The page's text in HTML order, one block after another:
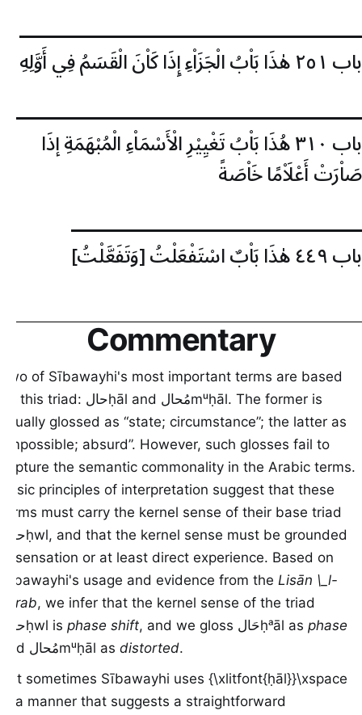
باب ٢٥١
هٰذَا بَاْبُ الْجَزَاْءِ إِذَا كَاْنَ الْقَسَمُ فِي أَوَّلِهِ
باب ٣١٠
هُذَا بَاْبُ تَغْيِيْرِ الْأَسْمَاْءِ الْمُبْهَمَةِ إذَا
صَاْرَتْ أَعْلَاْمًا خَاْصَةً
باب ٤٤٩
هٰذَا بَاْبٌ اسْتَفْعَلْتُ [وَتَفَعَّلْتُ]
Commentary
Two of Sībawayhi's most important terms are based
on this triad: حالḥāl and مُحالmᵘḥāl. The former is
usually glossed as “state; circumstance”; the latter as
“impossible; absurd”. However, such glosses fail to
capture the semantic commonality in the Arabic terms.
Basic principles of interpretation suggest that these
terms must carry the kernel sense of their base triad
حولḥwl, and that the kernel sense must be grounded
in sensation or at least direct experience. Based on
Sībawayhi's usage and evidence from the Lisān \_l-
ʕarab, we infer that the kernel sense of the triad
حولḥwl is phase shift, and we gloss حَالḥᵃāl as phase
and مُحالmᵘḥāl as distorted.
But sometimes Sībawayhi uses {\xlitfont{ḥāl}}\xspace
in a manner that suggests a straightforward